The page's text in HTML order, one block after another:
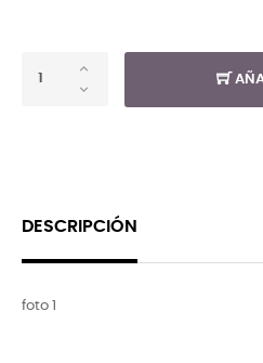
DESCRIPCIÓN
foto 1